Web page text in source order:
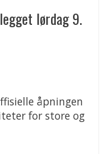
lørdag 9.
åpningen
for store og